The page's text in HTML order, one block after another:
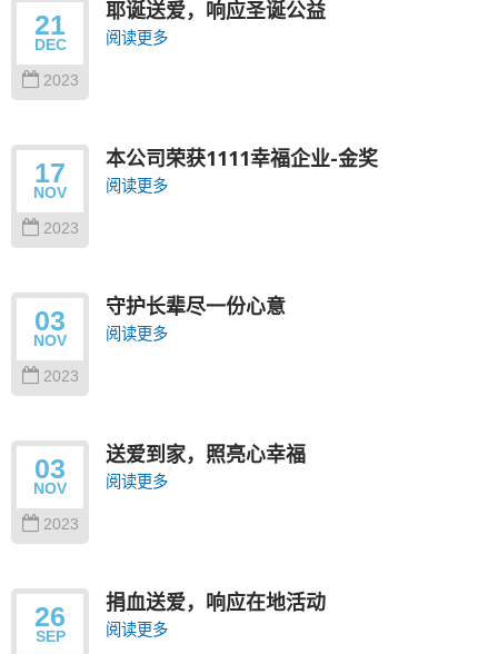
21
DEC
2023
耶诞送爱，响应圣诞公益
阅读更多
17
NOV
2023
本公司荣获1111幸福企业-金奖
阅读更多
03
NOV
2023
守护长辈尽一份心意
阅读更多
03
NOV
2023
送爱到家，照亮心幸福
阅读更多
26
SEP
捐血送爱，响应在地活动
阅读更多